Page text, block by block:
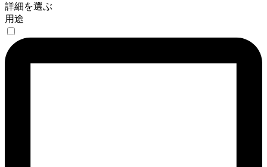
詳細を選ぶ
用途